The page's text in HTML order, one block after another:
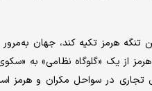
تنگه هرمز تکیه کند، جهان
از یک «گلوگاه نظامی» به
تجاری در سواحل مکران و هرمز